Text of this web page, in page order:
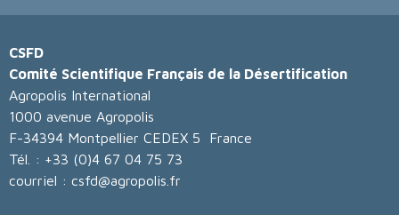
CSFD
Comité Scientifique Français de la Désertification
Agropolis International
1000 avenue Agropolis
F-34394 Montpellier CEDEX 5 France
Tél. : +33 (0)4 67 04 75 73
courriel : csfd@agropolis.fr